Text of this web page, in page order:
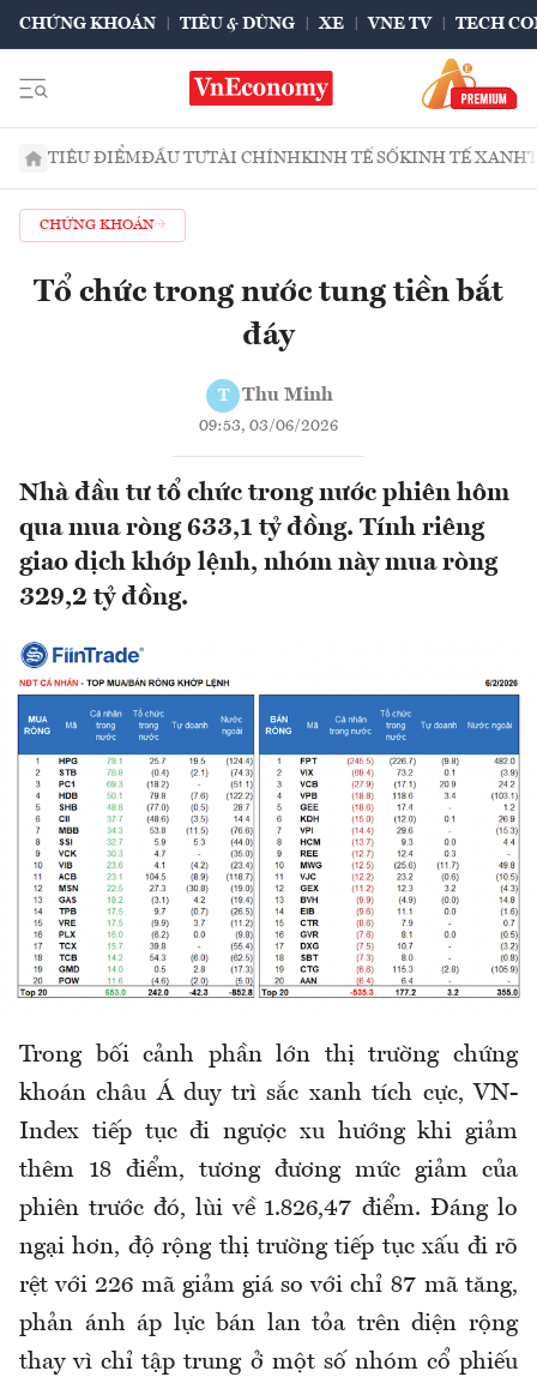
CHỨNG KHOÁN TIÊU & DÙNG XE VNE TV TECH
TIÊU ĐIỂMĐẦU TƯTÀI CHÍNHKINH TẾ SỐKINH TẾ XANH
CHỨNG KHOÁN
Tổ chức trong nước tung tiền bắt
đáy
T Thu Minh
09:53, 03/06/2026
Nhà đầu tư tổ chức trong nước phiên hôm
qua mua ròng 633,1 tỷ đồng. Tính riêng
giao dịch khớp lệnh, nhóm này mua ròng
329,2 tỷ đồng.
Trong bối cảnh phần lớn thị trường chứng
khoán châu Á duy trì sắc xanh tích cực, VN-
Index tiếp tục đi ngược xu hướng khi giảm
thêm 18 điểm, tương đương mức giảm của
phiên trước đó, lùi về 1.826,47 điểm. Đáng lo
ngại hơn, độ rộng thị trường tiếp tục xấu đi rõ
rệt với 226 mã giảm giá so với chỉ 87 mã tăng,
phản ánh áp lực bán lan tỏa trên diện rộng
thay vì chỉ tập trung ở một số nhóm cổ phiếu